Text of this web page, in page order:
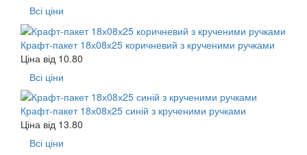
Всі ціни
Крафт-пакет 18х08х25 коричневий з крученими ручками
Ціна від 10.80
Всі ціни
Крафт-пакет 18х08х25 синій з крученими ручками
Ціна від 13.80
Всі ціни